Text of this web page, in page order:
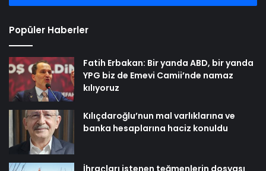
Popüler Haberler
Fatih Erbakan: Bir yanda ABD, bir yanda
YPG biz de Emevi Camii’nde namaz
kılıyoruz
Kılıçdaroğlu’nun mal varlıklarına ve
banka hesaplarına haciz konuldu
İhraçları istenen teğmenlerin dosyası